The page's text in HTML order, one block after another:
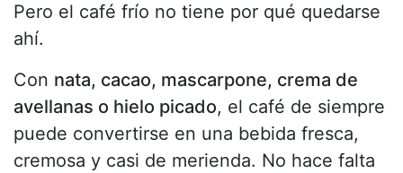
Pero el café frío no tiene por qué quedarse
ahí.
Con nata, cacao, mascarpone, crema de
avellanas o hielo picado, el café de siempre
puede convertirse en una bebida fresca,
cremosa y casi de merienda. No hace falta